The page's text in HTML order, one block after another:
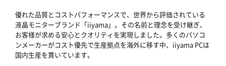
優れた品質とコストパフォーマンスで、世界から評価されている
液晶モニターブランド「iiyama」。その名前と理念を受け継ぎ、
お客様が求める安心とクオリティを実現しました。多くのパソコ
ンメーカーがコスト優先で生産拠点を海外に移す中、iiyama PCは
国内生産を貫いています。